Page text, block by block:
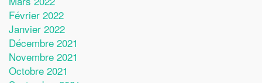
Février 2022
Janvier 2022
Décembre 2021
Novembre 2021
Octobre 2021